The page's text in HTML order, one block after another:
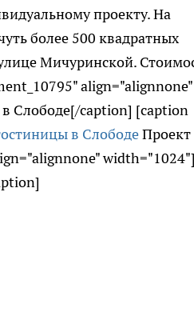
проекту. На
более 500 квадратных
Мичуринской.
align="alignnone"
Слободе[/caption] [caption
Проект
width="1024"]